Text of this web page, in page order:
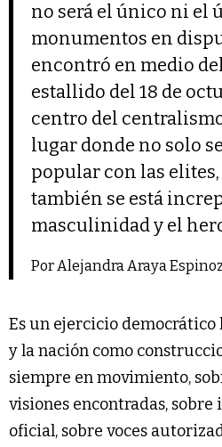
no será el único ni el
monumentos en
encontró en medio
estallido del 18 de
centro del
lugar donde no solo
popular con las
también se está
masculinidad y el
Por Alejandra Araya
Es un ejercicio
y la nación como
siempre en movimiento,
visiones encontradas,
oficial, sobre voces